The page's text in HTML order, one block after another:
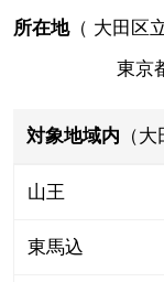
所在地（ 大田区
東京
対象地域内 （
山王
東馬込